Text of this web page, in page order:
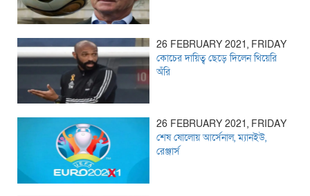
26 FEBRUARY 2021, FRIDAY
কোচের দায়িত্ব ছেড়ে দিলেন থিয়েরি
অঁরি
26 FEBRUARY 2021, FRIDAY
শেষ ষোলোয় আর্সেনাল, ম্যানইউ,
রেঞ্জার্স